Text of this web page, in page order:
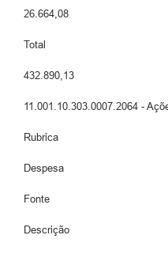
26.664,08
Total
432.890,13
11.001.10.303.0007.2064 -
Rubrica
Despesa
Fonte
Descrição